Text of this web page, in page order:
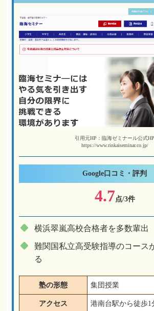
引用元HP：臨海ゼミナール公式HP
https://www.rinkaiseminar.co.jp/
Google 口コミ・評判
4.7点/3件
横浜翠嵐高校合格者を多数輩出
難関国私立高受験指導のコース
る
塾の形態 集団授業
アクセス 港南台駅から徒歩1